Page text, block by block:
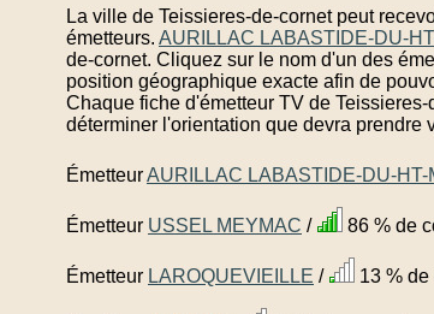
La ville de Teissieres-de-cornet peut
émetteurs. AURILLAC LABASTIDE-DU-
de-cornet. Cliquez sur le nom d'un des
position géographique exacte afin de
Chaque fiche d'émetteur TV de
déterminer l'orientation que devra prendre
ÉmetteurAURILLAC LABASTIDE-DU-HT-
Émetteur USSEL MEYMAC / 86 % de
Émetteur LAROQUEVIEILLE / 13 %